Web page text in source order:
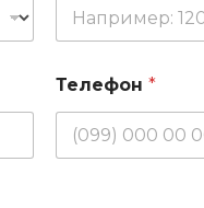
Телефон *